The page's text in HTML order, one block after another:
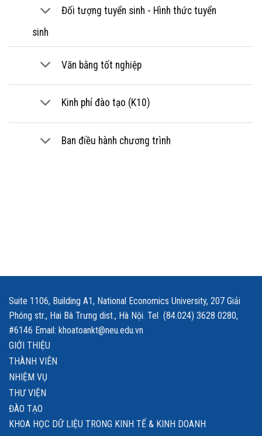
Đối tượng tuyển sinh - Hình thức tuyển
sinh
Văn bằng tốt nghiệp
Kinh phí đào tạo (K10)
Ban điều hành chương trình
Suite 1106, Building A1, National Economics University, 207 Giải
Phóng str., Hai Bà Trưng dist., Hà Nội. Tel (84.024) 3628 0280,
#6146 Email: khoatoankt@neu.edu.vn
GIỚI THIỆU
THÀNH VIÊN
NHIỆM VỤ
THƯ VIỆN
ĐÀO TẠO
KHOA HỌC DỮ LIỆU TRONG KINH TẾ & KINH DOANH